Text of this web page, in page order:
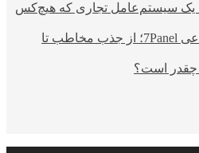
یک سیستم‌عامل تجاری که هیچ‌کس
خدمات شبکه‌های اجتماعی 7Panel؛ از جذب مخاطب تا
چقدر است؟